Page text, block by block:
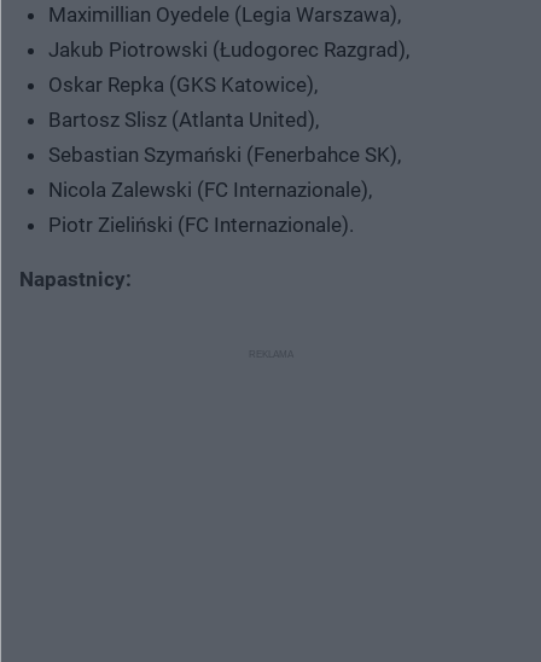
Maximillian Oyedele (Legia Warszawa),
Jakub Piotrowski (Łudogorec Razgrad),
Oskar Repka (GKS Katowice),
Bartosz Slisz (Atlanta United),
Sebastian Szymański (Fenerbahce SK),
Nicola Zalewski (FC Internazionale),
Piotr Zieliński (FC Internazionale).
Napastnicy: